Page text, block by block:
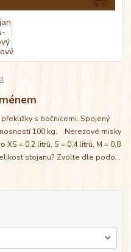
s bočnicemi. Spojený
100 kg. Nerezové misky
= 0,2 litrů, S = 0,4 litrů, M = 0,8
stojanu? Zvolte dle podo...